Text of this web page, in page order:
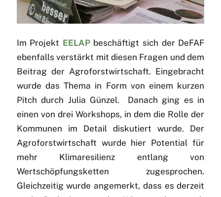
Im Projekt EELAPbeschäftigt sich der DeFAF
ebenfalls verstärkt mit diesen Fragen und dem
Beitrag der Agroforstwirtschaft. Eingebracht
wurde das Thema in Form von einem kurzen
Pitch durch Julia Günzel. Danach ging es in
einen von drei Workshops, in dem die Rolle der
Kommunen im Detail diskutiert wurde. Der
Agroforstwirtschaft wurde hier Potential für
mehr Klimaresilienz entlang von
Wertschöpfungsketten zugesprochen.
Gleichzeitig wurde angemerkt, dass es derzeit